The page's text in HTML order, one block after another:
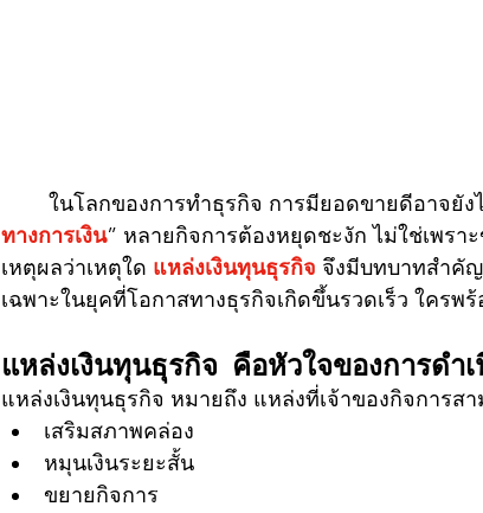
ในโลกของการทำธุรกิจ การมียอดขายดีอาจยัง
ทางการเงิน” หลายกิจการต้องหยุดชะงัก ไม่ใช่เพรา
เหตุผลว่าเหตุใด แหล่งเงินทุนธุรกิจ จึงมีบทบาทสำคัญ
เฉพาะในยุคที่โอกาสทางธุรกิจเกิดขึ้นรวดเร็ว ใครพ
แหล่งเงินทุนธุรกิจ คือหัวใจของการดำ
แหล่งเงินทุนธุรกิจ หมายถึง แหล่งที่เจ้าของกิจการสา
เสริมสภาพคล่อง
หมุนเงินระยะสั้น
ขยายกิจการ